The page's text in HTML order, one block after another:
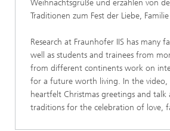
Weihnachtsgrüße und erzählen von
Traditionen zum Fest der Liebe,
Research at Fraunhofer IIS has many
well as students and trainees from
from different continents work on
for a future worth living. In the video,
heartfelt Christmas greetings and talk
traditions for the celebration of love,